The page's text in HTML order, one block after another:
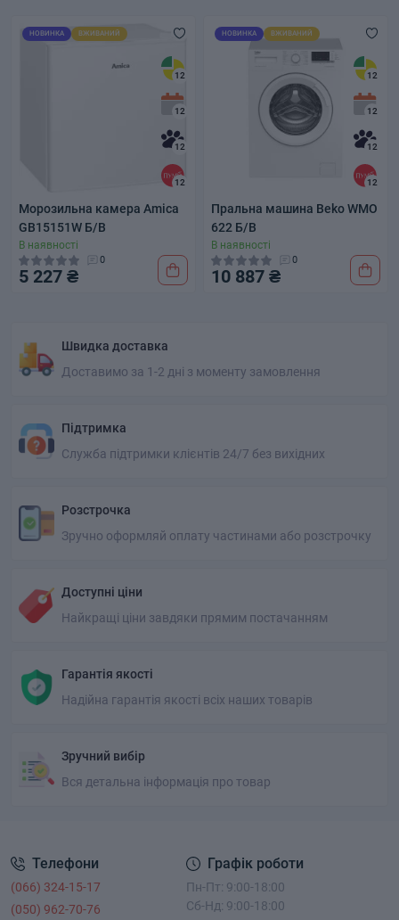
НОВИНКА ВЖИВАНИЙ
12
12
12
12
Морозильна камера Amica
GB15151W Б/В
В наявності
0
5 227 ₴
НОВИНКА ВЖИВАНИЙ
12
12
12
12
Пральна машина Beko WMO
622 Б/В
В наявності
0
10 887 ₴
Швидка доставка
Доставимо за 1-2 дні з моменту замовлення
Підтримка
Служба підтримки клієнтів 24/7 без вихідних
Розстрочка
Зручно оформляй оплату частинами або розстрочку
Доступні ціни
Найкращі ціни завдяки прямим постачанням
Гарантія якості
Надійна гарантія якості всіх наших товарів
Зручний вибір
Вся детальна інформація про товар
Телефони
(066) 324-15-17
(050) 962-70-76
Графік роботи
Пн-Пт: 9:00-18:00
Сб-Нд: 9:00-18:00